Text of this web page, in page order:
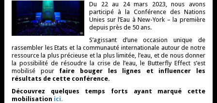
Du 22 au 24 mars 2023, nous avons
participé à la Conférence des Nations
Unies sur l’Eau à New-York – la première
depuis près de 50 ans.
S’agissant d’une occasion unique de
rassembler les Etats et la communauté internationale autour de notre
ressource la plus précieuse et la plus limitée, l’eau, et de nous donner
la possibilité de résoudre la crise de l’eau, le Butterfly Effect s’est
mobilisé pour faire bouger les lignes et influencer les
résultats de cette conférence.
Découvrez quelques temps forts ayant marqué cette
mobilisation ici.